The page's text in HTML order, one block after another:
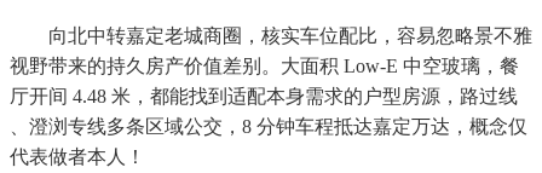
向北中转嘉定老城商圈，核实车位配比，容易忽略景不雅
视野带来的持久房产价值差别。大面积 Low-E 中空玻璃，餐
厅开间 4.48 米，都能找到适配本身需求的户型房源，路过线
、澄浏专线多条区域公交，8 分钟车程抵达嘉定万达，概念仅
代表做者本人！